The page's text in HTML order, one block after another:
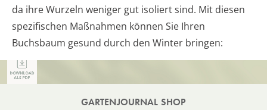
da ihre Wurzeln weniger gut isoliert sind. Mit diesen
spezifischen Maßnahmen können Sie Ihren
Buchsbaum gesund durch den Winter bringen:
GARTENJOURNAL SHOP